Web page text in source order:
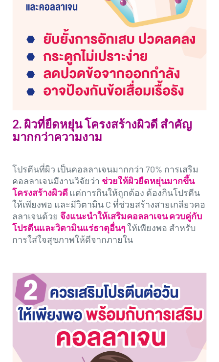
2. ผิวที่ยืดหยุ่น โครงสร้างผิวดี สำคัญ
มากกว่าความงาม
โปรตีนที่ผิว เป็นคอลลาเจนมากกว่า 70% การเสริม
คอลลาเจนมีงานวิจัยว่า ช่วยให้ผิวยืดหยุ่นมากขึ้น
โครงสร้างผิวดีแต่การกินให้ถูกต้อง ต้องกินโปรตีน
ให้เพียงพอ และมีวิตามิน C ที่ช่วยสร้างสายเกลียวคอ
ลลาเจนด้วย จึงแนะนำให้เสริมคอลลาเจน ควบคู่กับ
โปรตีนและวิตามินแร่ธาตุอื่นๆให้เพียงพอ สำหรับ
การใส่ใจสุขภาพให้ดีจากภายใน